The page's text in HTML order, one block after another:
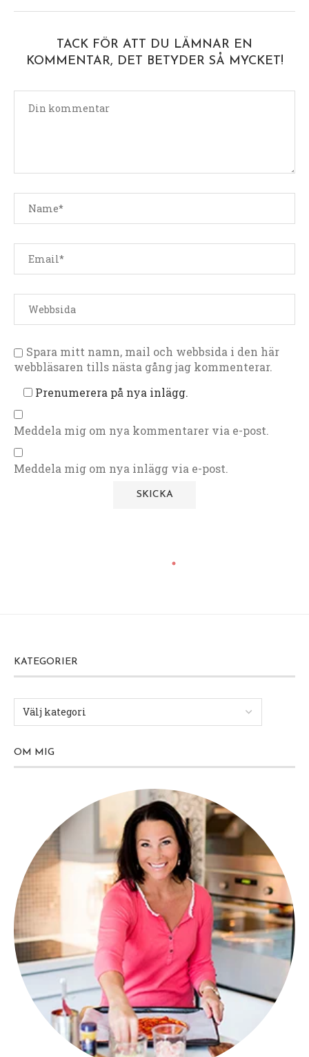
TACK FÖR ATT DU LÄMNAR EN
KOMMENTAR, DET BETYDER SÅ MYCKET!
Spara mitt namn, mail och webbsida i den här
webbläsaren tills nästa gång jag kommenterar.
Prenumerera på nya inlägg.
Meddela mig om nya kommentarer via e-post.
Meddela mig om nya inlägg via e-post.
KATEGORIER
OM MIG